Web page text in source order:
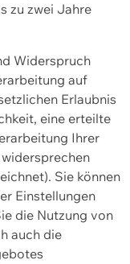
zu zwei Jahre
Widerspruch
auf
Erlaubnis
eine erteilte
Ihrer
Sie können
Einstellungen
die Nutzung von
auch die